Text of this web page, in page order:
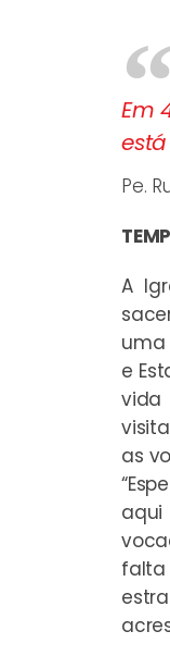
Em
Pe.
A
uma
e
vida
as
aqui
falta